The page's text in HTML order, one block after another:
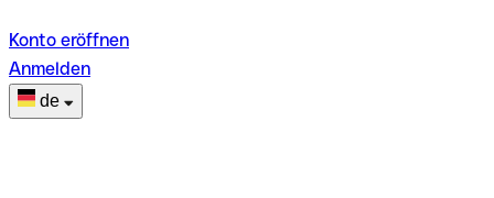
Konto eröffnen
Anmelden
de